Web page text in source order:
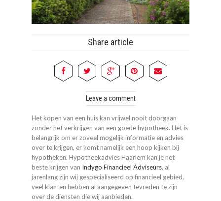
Share article
Leave a comment
Het kopen van een huis kan vrijwel nooit doorgaan
zonder het verkrijgen van een goede hypotheek. Het is
belangrijk om er zoveel mogelijk informatie en advies
over te krijgen, er komt namelijk een hoop kijken bij
hypotheken. Hypotheekadvies Haarlem kan je het
beste krijgen van Indygo Financieel Adviseurs, al
jarenlang zijn wij gespecialiseerd op financieel gebied,
veel klanten hebben al aangegeven tevreden te zijn
over de diensten die wij aanbieden.